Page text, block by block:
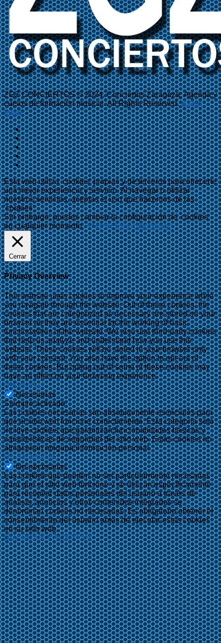
ZGZ CONCIERTOS © 2024. Conciertos Zaragoza, Agenda y
cursos de formación musical. All Rights Reserved.Aviso
legal
Esta web utiliza 'cookies' propias y de terceros para ofrecerte
una mejor experiencia y servicio. Al navegar o utilizar
nuestros servicios, aceptas el uso que hacemos de las
'cookies'.
Sin embargo, puedes cambiar la configuración de 'cookies'
en cualquier momento.Aceptar Más información
Cerrar
Privacy Overview
This website uses cookies to improve your experience while
you navigate through the website. Out of these cookies, the
cookies that are categorized as necessary are stored on your
browser as they are essential for the working of basic
functionalities of the website. We also use third-party cookies
that help us analyze and understand how you use this
website. These cookies will be stored in your browser only
with your consent. You also have the option to opt-out of
these cookies. But opting out of some of these cookies may
have an effect on your browsing experience.
Necesarias
Necesarias
Siempre activado
Las cookies necesarias son absolutamente esenciales para
que el sitio web funcione correctamente. Esta categoría solo
incluye cookies que garantizan funcionalidades básicas y
características de seguridad del sitio web. Estas cookies no
almacenan ninguna información personal.
No-necesarias
No-necesarias
Las cookies que pueden no ser particularmente necesarias
para que el sitio web funcione y se utilizan específicamente
para recopilar datos personales del usuario a través de
análisis, anuncios y otros contenidos integrados se
denominan cookies no necesarias. Es obligatorio obtener el
consentimiento del usuario antes de ejecutar estas cookies
en su sitio web.
GUARDAR Y ACEPTAR